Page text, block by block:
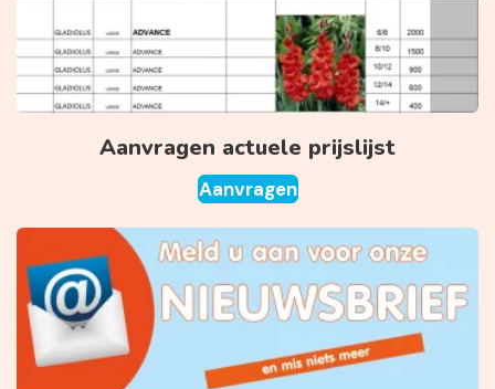
Aanvragen actuele prijslijst
Aanvragen